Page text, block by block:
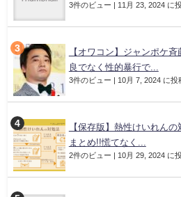
3件のビュー | 11月 23, 2024 に
【オワコン】ジャンポケ斉
良でなく性的暴行で...
3件のビュー | 10月 7, 2024 に投
【保存版】熱性けいれんの
まとめ!!慌てなく...
2件のビュー | 10月 29, 2024 に